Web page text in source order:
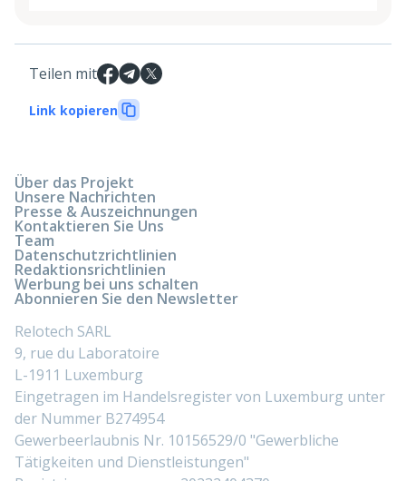
Teilen mit
Link kopieren
Über das Projekt
Unsere Nachrichten
Presse & Auszeichnungen
Kontaktieren Sie Uns
Team
Datenschutzrichtlinien
Redaktionsrichtlinien
Werbung bei uns schalten
Abonnieren Sie den Newsletter
Relotech SARL
9, rue du Laboratoire
L-1911 Luxemburg
Eingetragen im Handelsregister von Luxemburg unter
der Nummer B274954
Gewerbeerlaubnis Nr. 10156529/0 "Gewerbliche
Tätigkeiten und Dienstleistungen"